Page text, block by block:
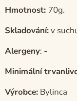
Hmotnost: 70g.
Skladování:v
Alergeny: -
Minimální
Výrobce: Bylinca